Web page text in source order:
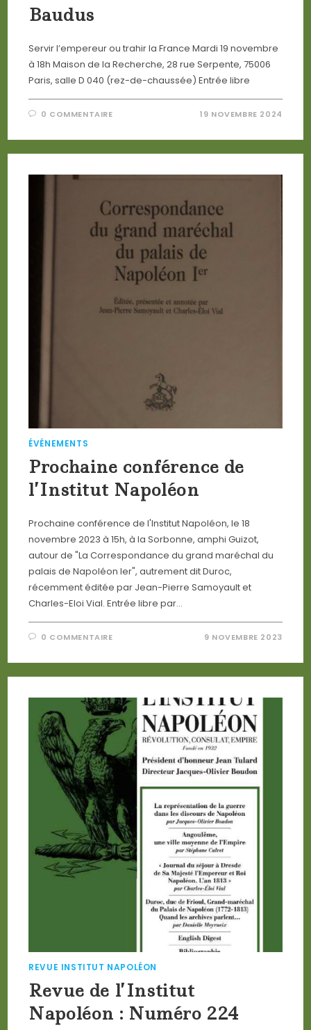
Baudus
Servir l’empereur ou trahir la France Mardi 19 novembre
à 18h Maison de la Recherche, 28 rue Serpente, 75006
Paris, salle D 040 (rez-de-chaussée) Entrée libre
0 COMMENTAIRE 19 NOVEMBRE 2024
ÉVÉNEMENTS
Prochaine conférence de
l’Institut Napoléon
Prochaine conférence de l'Institut Napoléon, le 18
novembre 2023 à 15h, à la Sorbonne, amphi Guizot,
autour de "La Correspondance du grand maréchal du
palais de Napoléon Ier", autrement dit Duroc,
récemment éditée par Jean-Pierre Samoyault et
Charles-Eloi Vial. Entrée libre par…
0 COMMENTAIRE 9 NOVEMBRE 2023
REVUE INSTITUT NAPOLÉON
Revue de l’Institut
Napoléon : Numéro 224